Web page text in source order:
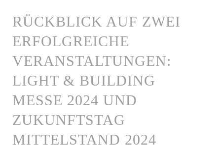
RÜCKBLICK AUF ZWEI
ERFOLGREICHE
VERANSTALTUNGEN:
LIGHT & BUILDING
MESSE 2024 UND
ZUKUNFTSTAG
MITTELSTAND 2024